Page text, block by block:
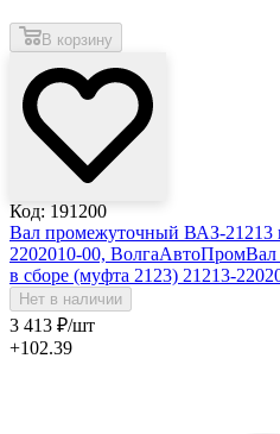
В корзину
Код: 191200
Вал промежуточный ВАЗ-21213
2202010-00, ВолгаАвтоПром
в сборе (муфта 2123) 21213-
Нет в наличии
3 413 ₽/шт
+102.39